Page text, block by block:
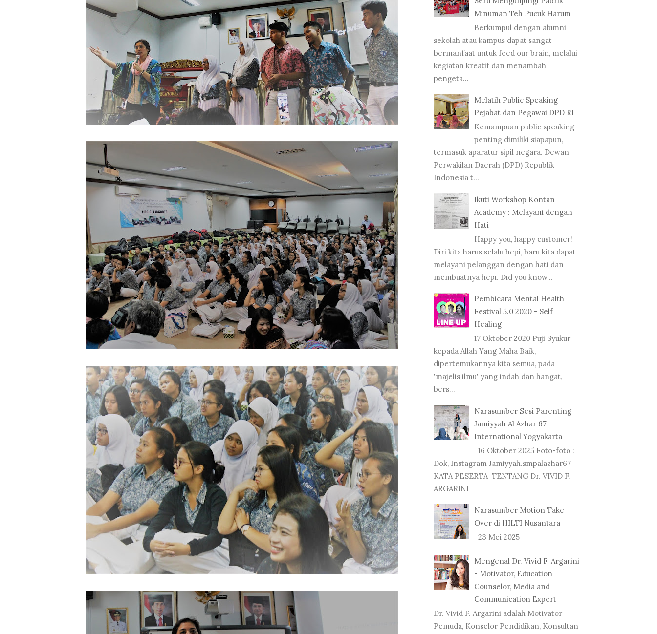
Minuman Teh Pucuk Harum
Berkumpul dengan alumni
sekolah atau kampus dapat sangat
bermanfaat untuk feed our brain, melalui
kegiatan kreatif dan menambah
pengeta...
Melatih Public Speaking
Pejabat dan Pegawai DPD RI
Kemampuan public speaking
penting dimiliki siapapun,
termasuk aparatur sipil negara. Dewan
Perwakilan Daerah (DPD) Republik
Indonesia t...
Ikuti Workshop Kontan
Academy : Melayani dengan
Hati
Happy you, happy customer!
Diri kita harus selalu hepi, baru kita dapat
melayani pelanggan dengan hati dan
membuatnya hepi. Did you know...
Pembicara Mental Health
Festival 5.0 2020 - Self
Healing
17 Oktober 2020 Puji Syukur
kepada Allah Yang Maha Baik,
dipertemukannya kita semua, pada
'majelis ilmu' yang indah dan hangat,
bers...
Narasumber Sesi Parenting
Jamiyyah Al Azhar 67
International Yogyakarta
16 Oktober 2025 Foto-foto :
Dok, Instagram Jamiyyah.smpalazhar67
KATA PESERTA TENTANG Dr. VIVID F.
ARGARINI
Narasumber Motion Take
Over di HILTI Nusantara
23 Mei 2025
Mengenal Dr. Vivid F. Argarini
- Motivator, Education
Counselor, Media and
Communication Expert
Dr. Vivid F. Argarini adalah Motivator
Pemuda, Konselor Pendidikan, Konsultan